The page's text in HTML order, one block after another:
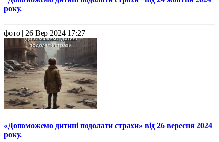
року.
фото | 26 Вер 2024 17:27
«Допоможемо дитині подолати страхи» від 26 вересня 2024
року.